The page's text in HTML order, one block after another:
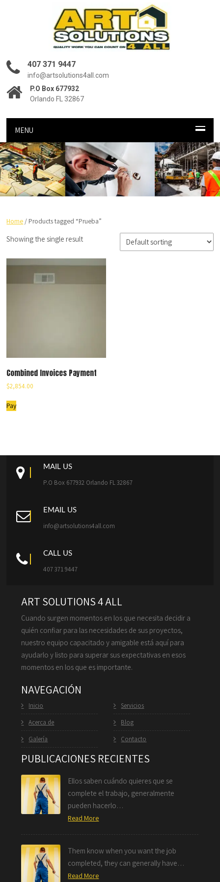
407 371 9447
info@artsolutions4all.com
P.O Box 677932
Orlando FL 32867
MENU
Home / Products tagged “Prueba”
Showing the single result
Combined Invoices Payment
$2,854.00
Pay
MAIL US
P.O Box 677932 Orlando FL 32867
EMAIL US
info@artsolutions4all.com
CALL US
407 371 9447
ART SOLUTIONS 4 ALL
Cuando surgen momentos en los que necesita decidir a
quién confiar para las necesidades de sus proyectos,
nuestro equipo capacitado y amigable está aquí para
ayudarlo y listo para superar sus expectativas en esos
momentos en los que es importante.
NAVEGACIÓN
Inicio
Acerca de
Galería
Servicios
Blog
Contacto
PUBLICACIONES RECIENTES
Ellos saben cuándo quieres que se
complete el trabajo, generalmente
pueden hacerlo…
Read More
Them know when you want the job
completed, they can generally have…
Read More